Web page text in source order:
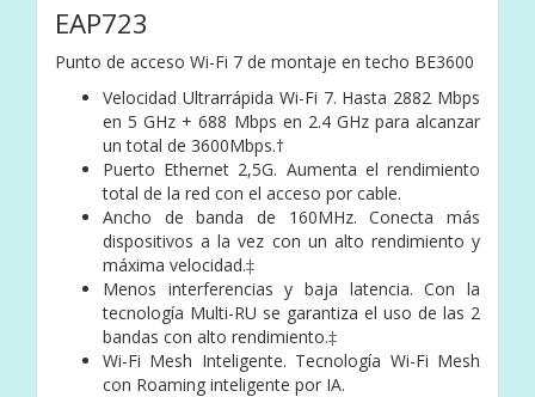
EAP723
Punto de acceso Wi-Fi 7 de montaje en techo BE3600
Velocidad Ultrarrápida Wi-Fi 7. Hasta 2882 Mbps
en 5 GHz + 688 Mbps en 2.4 GHz para alcanzar
un total de 3600Mbps.†
Puerto Ethernet 2,5G. Aumenta el rendimiento
total de la red con el acceso por cable.
Ancho de banda de 160MHz. Conecta más
dispositivos a la vez con un alto rendimiento y
máxima velocidad.‡
Menos interferencias y baja latencia. Con la
tecnología Multi-RU se garantiza el uso de las 2
bandas con alto rendimiento.‡
Wi-Fi Mesh Inteligente. Tecnología Wi-Fi Mesh
con Roaming inteligente por IA.